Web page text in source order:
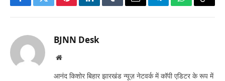
FacebookTwitterPinterestLinkedInTumblrEmailTelegramWhatsApp
Copy
BJNN Desk
Website
आनंद किशोर बिहार झारखंड न्यूज़ नेटवर्क में कॉपी एडिटर के रूप में